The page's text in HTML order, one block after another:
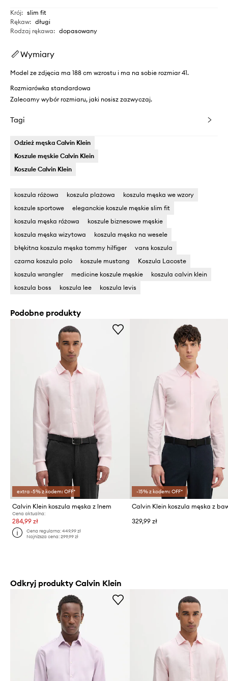
Krój: slim fit
Rękaw: długi
Rodzaj rękawa: dopasowany
Wymiary
Model ze zdjęcia ma 188 cm wzrostu i ma na sobie rozmiar 41.
Rozmiarówka standardowa
Zalecamy wybór rozmiaru, jaki nosisz zazwyczaj.
Tagi
Odzież męska Calvin Klein
Koszule męskie Calvin Klein
Koszule Calvin Klein
koszula różowa koszula plażowa
koszula męska we wzory
koszule sportowe
eleganckie koszule męskie slim fit
koszula męska różowa
koszule biznesowe męskie
koszula męska wizytowa
koszula męska na wesele
błękitna koszula męska tommy hilfiger
vans koszula
czarna koszula polo
koszule mustang
Koszula Lacoste
koszula wrangler
medicine koszule męskie
koszula calvin klein
koszula boss
koszula lee koszula levis
Podobne produkty
extra -5% z kodem: OFF*
Calvin Klein koszula męska z lnem
Cena aktualna:
284,99 zł
Cena regularna:449,99 zł
Najniższa cena:299,99 zł
-15% z kodem: OFF*
Calvin Klein koszula męska z
329,99 zł
Odkryj produkty Calvin Klein